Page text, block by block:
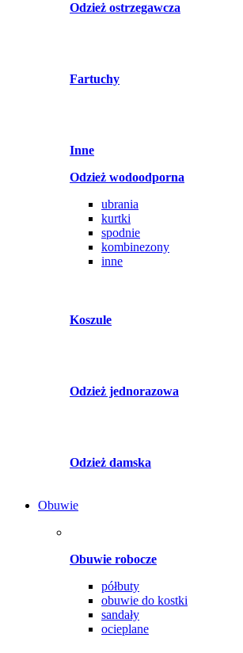
Odzież ostrzegawcza
Fartuchy
Inne
Odzież wodoodporna
ubrania
kurtki
spodnie
kombinezony
inne
Koszule
Odzież jednorazowa
Odzież damska
Obuwie
Obuwie robocze
półbuty
obuwie do kostki
sandały
ocieplane